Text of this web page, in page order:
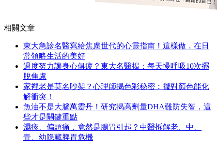
相關文章
東大急診名醫寫給焦慮世代的心靈指南！這樣做，在日
常領略生活的美好
過度努力讓身心俱疲？東大名醫揭：每天慢呼吸10次擺
脫焦慮
家裡老是莫名吵架？心理師揭色彩秘密：擺對顏色能化
解衝突！
魚油不是大腦萬靈丹！研究揭高劑量DHA難防失智，這
些才是關鍵重點
濕疹、偏頭痛，竟然是腸胃引起？中醫拆解老、中、
青、幼隐藏脾胃危機